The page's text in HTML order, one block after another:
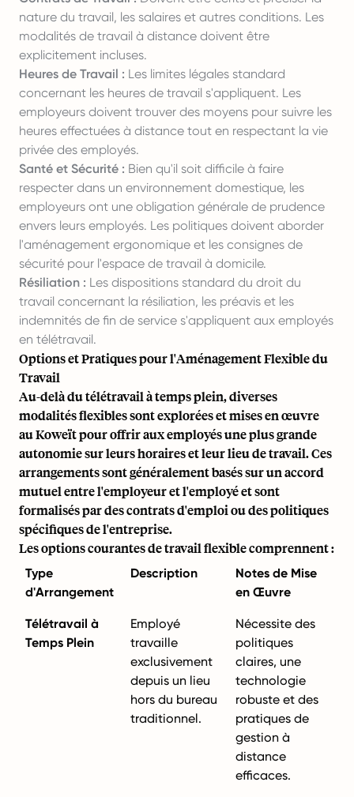
nature du travail, les salaires et autres conditions. Les
modalités de travail à distance doivent être
explicitement incluses.
Heures de Travail : Les limites légales standard
concernant les heures de travail s'appliquent. Les
employeurs doivent trouver des moyens pour suivre les
heures effectuées à distance tout en respectant la vie
privée des employés.
Santé et Sécurité : Bien qu'il soit difficile à faire
respecter dans un environnement domestique, les
employeurs ont une obligation générale de prudence
envers leurs employés. Les politiques doivent aborder
l'aménagement ergonomique et les consignes de
sécurité pour l'espace de travail à domicile.
Résiliation : Les dispositions standard du droit du
travail concernant la résiliation, les préavis et les
indemnités de fin de service s'appliquent aux employés
en télétravail.
Options et Pratiques pour l'Aménagement Flexible du
Travail
Au-delà du télétravail à temps plein, diverses
modalités flexibles sont explorées et mises en œuvre
au Koweït pour offrir aux employés une plus grande
autonomie sur leurs horaires et leur lieu de travail. Ces
arrangements sont généralement basés sur un accord
mutuel entre l'employeur et l'employé et sont
formalisés par des contrats d'emploi ou des politiques
spécifiques de l'entreprise.
Les options courantes de travail flexible comprennent :
Type
d'Arrangement
Description
Notes de Mise
en Œuvre
Télétravail à
Temps Plein
Employé
travaille
exclusivement
depuis un lieu
hors du bureau
traditionnel.
Nécessite des
politiques
claires, une
technologie
robuste et des
pratiques de
gestion à
distance
efficaces.